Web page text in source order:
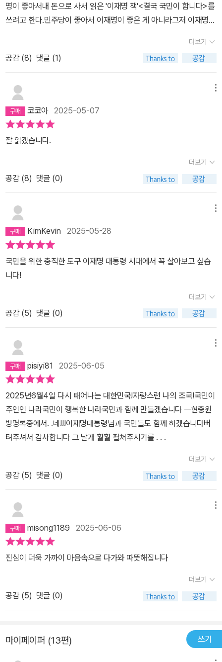
명이 좋아서내 돈으로 사서 읽은 '이재명 책'<결국 국민이 합니다>를
쓰려고 한다.민주당이 좋아서 이재명이 좋은 게 아니라그저 이재명이
로 만났어도 난 좋아했을 것이다.지금은 2025 제21대 대통령선거에
후보로 등록되는 정치인 이재명이지만그의 인생과 정치철학을 이미
이전에다른 책으로 읽어보았던 나는 이번에도이재명의 신간도서에
관심이 갔다.결국 국민이 합니다 책은 이미 국내 도서베스트셀러 순
위 1위를 기록하고 있으며,많은 사람들이 인간 이재명을 응원한다.오
마이북 출판사의 신간도서로그의 인생과 정치철학 그리고 내란을 진
압하고새로운 대한민국을 외치는 그의 이야기가다섯부분으로 담겨있
으며 12.3 비상계엄의긴박했던 순간들을 사진과 함께 이야기한다.내
게 12.3은 우리 언니 생일이었는데이제는 언니 생일이 아닌 비상계엄
이라는단어가 붙는 날이 되었다.정치인 이재명이 들려주는 정치 이야
있는 것 같다.그렇기에 <결국 국민이 합니다> 책을대통령 후보 이재
명이나 정치인이 아닌인간 이재명의 글로 읽게 되 것 같다.이미 알려
진 대로 소년공 출신으로어렵게 살아온 그의 작은 꿈들이다양한 복지
를 만들어 도움이 되었다.특히 무상 교복은 살면서 교복은 한번입혀
주고 싶었던 이재명의 마음이다.이재명 신작 <결국 국민이 합니다>
하다고 한다.이재명의 어린 시절과 학창 시절, 연애시절,그리고 지금
한 여자의 남편이자이 나라의 민주주의를 위해 달리는회사원 같은 정
치인 이야기.과거를 후회하지 말고 미래에 집중해야한다고 말하는 이
재명의 솔직 담백한 책.이 책을 통해 그의 인생과 정치철학,그리고 대
한민국의 미래를 보았다.베스트셀러 순위 1위에 자리하고 있어읽어
보고 싶었던 '이재명 책'을 리뷰해 본다.(책사진&영상은 블로그에서
확인가능합니다.)<과연 우리가 원하는 대통령은어떤 사람인가.다른
건 몰라도 귀가 달렸으니국민의 소리를 듣고, 실천하는 사람.탓하지
않고 나아가려고, 노력하는 사람.이미 무너질 대로 무너진 이 나라를
조금이라도 나은 나라가 되도록'혼자'가 아닌 '함께'노력하는 사람.우
린 그런 대통령을 바란다.-지유 자작 글귀->​https://m.blog.naver.
더보기
공감 (8) 댓글 (1)
코코아2025-05-07
잘 읽겠습니다.
더보기
공감 (8) 댓글 (0)
KimKevin 2025-05-28
국민을 위한 충직한 도구 이재명 대통령 시대에서 꼭 살아보고 싶습
니다!
더보기
공감 (5) 댓글 (0)
pisiyi81 2025-06-05
2025년6월4일 다시 태어나는 대한민국!자랑스런 나의 조국!국민이
주인인 나라국민이 행복한 나라국민과 함께 만들겠습니다 ㅡ현충원
방명록중에서. .네!!!이재명대통령님과 국민들도 함께 하겠습니다버
텨주셔서 감사합니다 그 날개 훨훨 펼쳐주시기를 . . .
더보기
공감 (5) 댓글 (0)
misong1189 2025-06-06
진심이 더욱 가까이 마음속으로 다가와 따뜻해집니다
더보기
공감 (5) 댓글 (0)
마이페이퍼 (13편) 쓰기